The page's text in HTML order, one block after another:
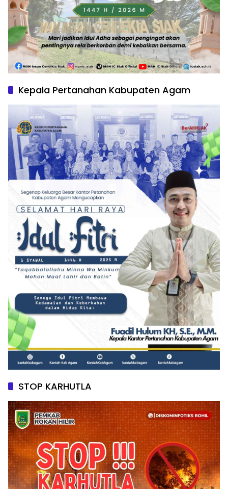
Kepala Pertanahan Kabupaten Agam
STOP KARHUTLA